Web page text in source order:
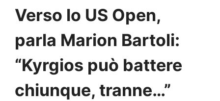
Verso lo US Open,
parla Marion Bartoli:
“Kyrgios può battere
chiunque, tranne…”